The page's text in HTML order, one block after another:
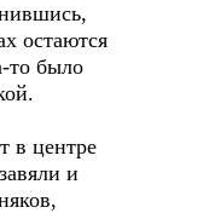
остаются
то было
в центре
и